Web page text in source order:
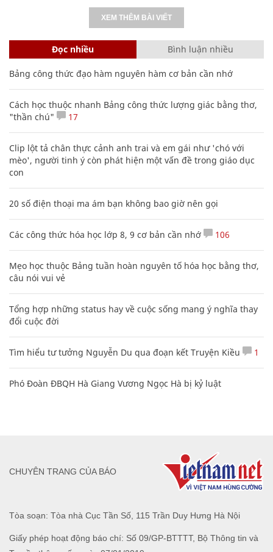
XEM THÊM BÀI VIẾT
Đọc nhiều Bình luận nhiều
Bảng công thức đạo hàm nguyên hàm cơ bản cần nhớ
Cách học thuộc nhanh Bảng công thức lượng giác bằng thơ,
"thần chú"
17
Clip lột tả chân thực cảnh anh trai và em gái như 'chó với
mèo', người tinh ý còn phát hiện một vấn đề trong giáo dục
con
20 số điện thoại ma ám bạn không bao giờ nên gọi
Các công thức hóa học lớp 8, 9 cơ bản cần nhớ 106
Mẹo học thuộc Bảng tuần hoàn nguyên tố hóa học bằng thơ,
câu nói vui vẻ
Tổng hợp những status hay về cuộc sống mang ý nghĩa thay
đổi cuộc đời
Tìm hiểu tư tưởng Nguyễn Du qua đoạn kết Truyện Kiều 1
Phó Đoàn ĐBQH Hà Giang Vương Ngọc Hà bị kỷ luật
Tòa soạn: Tòa nhà Cục Tần Số, 115 Trần Duy Hưng Hà Nội
Giấy phép hoạt động báo chí: Số 09/GP-BTTTT, Bộ Thông tin và
CHUYÊN TRANG CỦA BÁO